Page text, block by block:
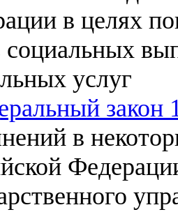
в целях
социальных
услуг
закон
в